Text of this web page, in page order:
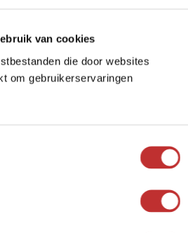
van cookies
die door websites
om gebruikerservaringen
clientes sobre
Nachalo - half